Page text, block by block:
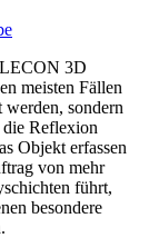
3D
meisten Fällen
werden, sondern
die Reflexion
Objekt erfassen
von mehr
führt,
besondere